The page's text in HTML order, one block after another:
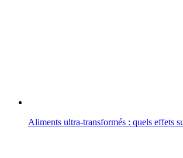
Aliments ultra-transformés : quels effets